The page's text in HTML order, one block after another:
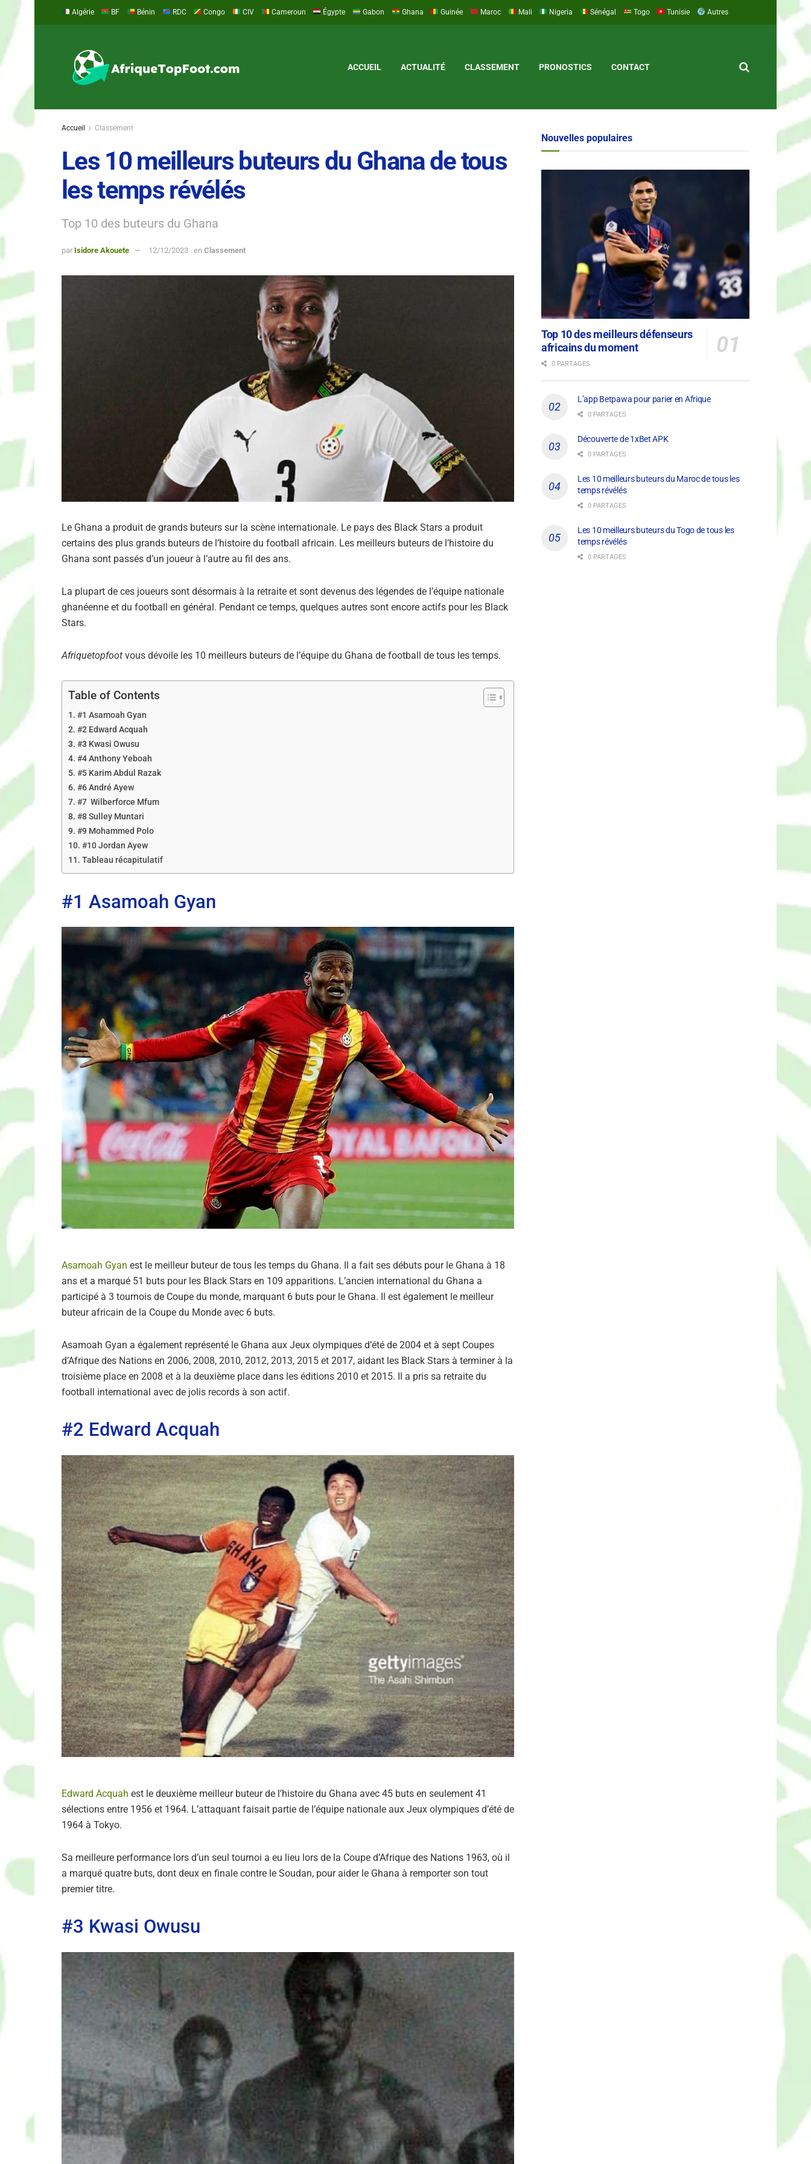
Algérie BF Bénin RDC Congo CIV Cameroun Égypte Gabon Ghana Guinée Maroc Mali Nigeria Sénégal Togo Tunisie Autres
ACCUEIL ACTUALITÉ CLASSEMENT PRONOSTICS CONTACT
Accueil Classement
Les 10 meilleurs buteurs du Ghana de tous
les temps révélés
Top 10 des buteurs du Ghana
par Isidore Akouete 12/12/2023 en Classement
Le Ghana a produit de grands buteurs sur la scène internationale. Le pays des Black Stars a produit
certains des plus grands buteurs de l’histoire du football africain. Les meilleurs buteurs de l’histoire du
Ghana sont passés d’un joueur à l’autre au fil des ans.
La plupart de ces joueurs sont désormais à la retraite et sont devenus des légendes de l’équipe nationale
ghanéenne et du football en général. Pendant ce temps, quelques autres sont encore actifs pour les Black
Stars.
Afriquetopfoot vous dévoile les 10 meilleurs buteurs de l’équipe du Ghana de football de tous les temps.
Table of Contents
#1 Asamoah Gyan
#2 Edward Acquah
#3 Kwasi Owusu
#4 Anthony Yeboah
#5 Karim Abdul Razak
#6 André Ayew
#7 Wilberforce Mfum
#8 Sulley Muntari
#9 Mohammed Polo
#10 Jordan Ayew
Tableau récapitulatif
#1 Asamoah Gyan
Asamoah Gyan est le meilleur buteur de tous les temps du Ghana. Il a fait ses débuts pour le Ghana à 18
ans et a marqué 51 buts pour les Black Stars en 109 apparitions. L’ancien international du Ghana a
participé à 3 tournois de Coupe du monde, marquant 6 buts pour le Ghana. Il est également le meilleur
buteur africain de la Coupe du Monde avec 6 buts.
Asamoah Gyan a également représenté le Ghana aux Jeux olympiques d’été de 2004 et à sept Coupes
d’Afrique des Nations en 2006, 2008, 2010, 2012, 2013, 2015 et 2017, aidant les Black Stars à terminer à la
troisième place en 2008 et à la deuxième place dans les éditions 2010 et 2015. Il a pris sa retraite du
football international avec de jolis records à son actif.
#2 Edward Acquah
Edward Acquah est le deuxième meilleur buteur de l’histoire du Ghana avec 45 buts en seulement 41
sélections entre 1956 et 1964. L’attaquant faisait partie de l’équipe nationale aux Jeux olympiques d’été de
1964 à Tokyo.
Sa meilleure performance lors d’un seul tournoi a eu lieu lors de la Coupe d’Afrique des Nations 1963, où il
a marqué quatre buts, dont deux en finale contre le Soudan, pour aider le Ghana à remporter son tout
premier titre.
#3 Kwasi Owusu
Nouvelles populaires
Top 10 des meilleurs défenseurs
africains du moment
0 PARTAGES
L’app Betpawa pour parier en Afrique
0 PARTAGES
Découverte de 1xBet APK
0 PARTAGES
Les 10 meilleurs buteurs du Maroc de tous les
temps révélés
0 PARTAGES
Les 10 meilleurs buteurs du Togo de tous les
temps révélés
0 PARTAGES